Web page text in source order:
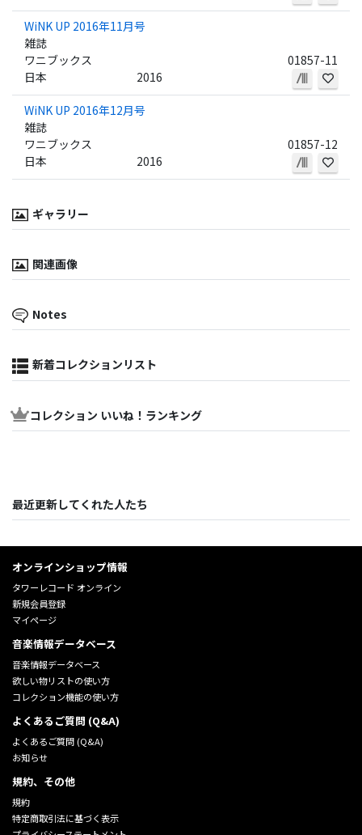
WiNK UP 2016年11月号
雑誌
ワニブックス
01857-11
日本
2016
WiNK UP 2016年12月号
雑誌
ワニブックス
01857-12
日本
2016
ギャラリー
関連画像
Notes
新着コレクションリスト
コレクション いいね！ランキング
最近更新してくれた人たち
オンラインショップ情報
タワーレコード オンライン
新規会員登録
マイページ
音楽情報データベース
音楽情報データベース
欲しい物リストの使い方
コレクション機能の使い方
よくあるご質問 (Q&A)
よくあるご質問 (Q&A)
お知らせ
規約、その他
規約
特定商取引法に基づく表示